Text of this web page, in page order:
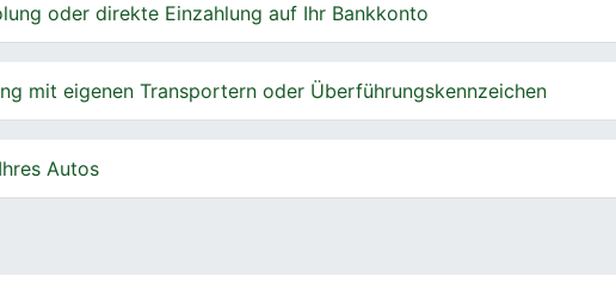
oder direkte Einzahlung auf Ihr Bankkonto
mit eigenen Transportern oder Überführungskennzeichen
Autos